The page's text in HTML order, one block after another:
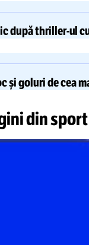
dupăthriller-ul
și goluri de cea
din sport